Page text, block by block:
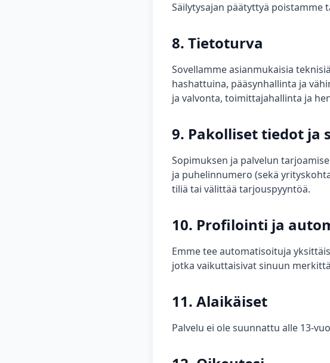
Säilytysajan päätyttyä
8. Tietoturva
Sovellamme asianmukaisia
hashattuina, pääsynhallinta ja
ja valvonta, toimittajahallinta ja
9. Pakolliset tiedot ja
Sopimuksen ja palvelun
ja puhelinnumero (sekä
tiliä tai välittää tarjouspyyntöä.
10. Profilointi ja
Emme tee automatisoituja
jotka vaikuttaisivat sinuun
11. Alaikäiset
Palvelu ei ole suunnattu alle 13-